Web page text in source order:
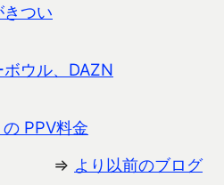
つい
ウル、DAZN
PPV料金
⇒ より以前のブログ